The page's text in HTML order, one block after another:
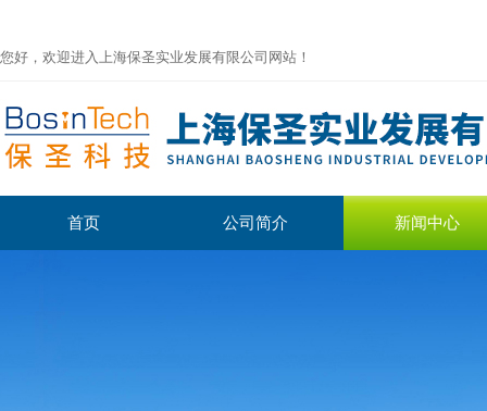
您好，欢迎进入上海保圣实业发展有限公司网站！
首页 公司简介 新闻中心